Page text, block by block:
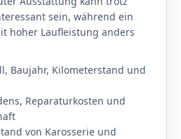
sein, während ein
hoher Laufleistung anders
Baujahr, Kilometerstand und
Reparaturkosten und
von Karosserie und